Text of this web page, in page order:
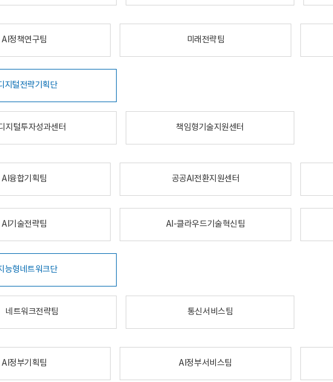
AI정책연구팀 미래전략팀
지털전략기획단
지털투자성과센터 책임형기술지원센터
AI융합기획팀 공공AI전환지원센터
AI기술전략팀 AI-클라우드기술혁신팀
능형네트워크단
네트워크전략팀 통신서비스팀
AI정부기획팀 AI정부서비스팀